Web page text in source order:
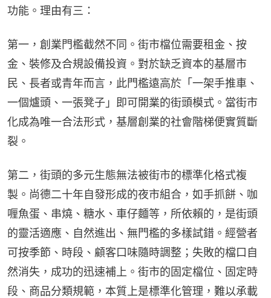
功能。理由有三：
第一，創業門檻截然不同。街市檔位需要租金、按
金、裝修及合規設備投資。對於缺乏資本的基層市
民、長者或青年而言，此門檻遠高於「一架手推車、
一個爐頭、一張凳子」即可開業的街頭模式。當街市
化成為唯一合法形式，基層創業的社會階梯便實質斷
裂。
第二，街頭的多元生態無法被街市的標準化格式複
製。尚德二十年自發形成的夜市組合，如手抓餅、咖
喱魚蛋、串燒、糖水、車仔麵等，所依賴的，是街頭
的靈活適應、自然進出、無門檻的多樣試錯。經營者
可按季節、時段、顧客口味隨時調整；失敗的檔口自
然消失，成功的迅速補上。街市的固定檔位、固定時
段、商品分類規範，本質上是標準化管理，難以承載